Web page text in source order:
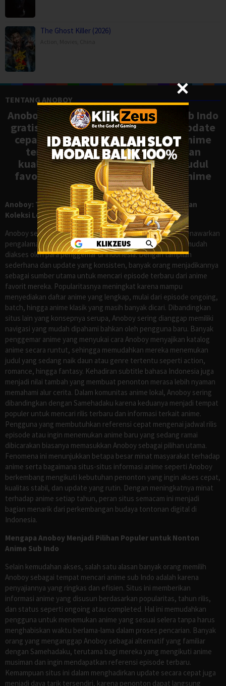
The Ghost Killer (2026)
TENTANG ANOBOY
Anoboy adalah situs nonton anime sub Indo
gratis dengan koleksi lengkap dan update
cepat, mirip Samehadaku. Tonton anime
terbaru, ongoing, dan batch dengan
kualitas HD tanpa ribet. Temukan judul
favoritmu dan nikmati streaming anime
terbaik kapan saja.
Anoboy: Tempat Nonton Anime Sub Indo Gratis dengan
Koleksi Lengkap seperti Samehadaku
Anoboy sejak lama dikenal sebagai salah satu situs yang menawarkan
pengalaman menonton anime sub Indo secara praktis dan mudah
diakses oleh para penggemar di Indonesia. Dengan tampilan
sederhana dan update yang konsisten, banyak orang menjadikannya
sebagai sumber utama untuk mencari episode terbaru dari anime
favorit mereka. Popularitasnya meningkat karena mampu
menyediakan daftar anime yang lengkap, mulai dari episode ongoing,
batch, hingga anime klasik yang masih banyak dicari. Dibandingkan
situs lain yang konsepnya serupa, Anoboy sering dianggap memiliki
navigasi yang mudah dipahami bahkan oleh pengguna baru. Banyak
penggemar anime yang menyukai cara Anoboy menyajikan katalog
anime secara runtut, sehingga memudahkan mereka menemukan
judul yang sedang naik daun atau genre tertentu seperti action,
romance, hingga fantasy. Kehadiran subtitle bahasa Indonesia juga
menjadi nilai tambah yang membuat penonton merasa lebih nyaman
memahami alur cerita. Dalam komunitas anime lokal, Anoboy sering
dibandingkan dengan Samehadaku karena keduanya menjadi tempat
populer untuk mencari rilis terbaru dan informasi terkait anime.
Pengguna yang membutuhkan referensi cepat mengenai jadwal rilis
episode atau ingin menemukan anime baru yang sedang ramai
dibicarakan biasanya memasukkan Anoboy sebagai pilihan utama.
Fenomena ini menunjukkan betapa besar minat masyarakat terhadap
anime serta bagaimana situs-situs informasi anime seperti Anoboy
berkembang mengikuti kebutuhan penonton yang ingin akses cepat,
kualitas stabil, dan update yang rutin. Dengan meningkatnya minat
terhadap anime setiap tahun, peran situs semacam ini menjadi
bagian menarik dari perkembangan budaya tontonan digital di
Indonesia.
Mengapa Anoboy Menjadi Pilihan Populer untuk Nonton
Anime Sub Indo
Selain kemudahan akses, salah satu alasan banyak orang memilih
Anoboy sebagai tempat mencari anime sub Indo adalah karena
penyajiannya yang ringkas dan efisien. Situs ini memberikan
informasi anime yang disusun berdasarkan popularitas, tahun rilis,
dan status seperti ongoing atau completed. Hal ini memudahkan
pengguna untuk menemukan anime yang sesuai selera tanpa harus
menghabiskan waktu berlama-lama dalam proses pencarian. Banyak
orang yang menganggap Anoboy sebagai alternatif yang familiar
dengan Samehadaku, terutama bagi mereka yang mengikuti anime
musiman dan ingin mendapatkan referensi episode terbaru.
Kemampuan situs ini dalam menghadirkan update secara cepat juga
menjadi daya tarik tersendiri, karena penonton dapat langsung